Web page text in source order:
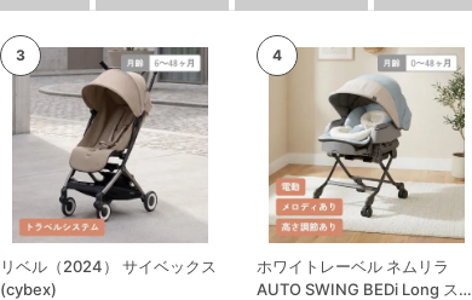
リベル（2024） サイベックス
(cybex)
ホワイトレーベル ネムリラ
AUTO SWING BEDi Long スリ